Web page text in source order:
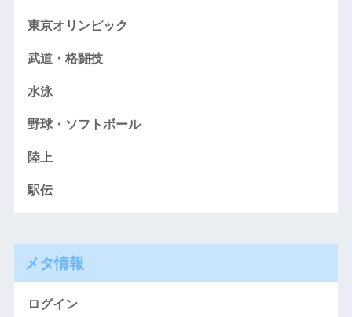
東京オリンピック
武道・格闘技
水泳
野球・ソフトボール
陸上
駅伝
メタ情報
ログイン